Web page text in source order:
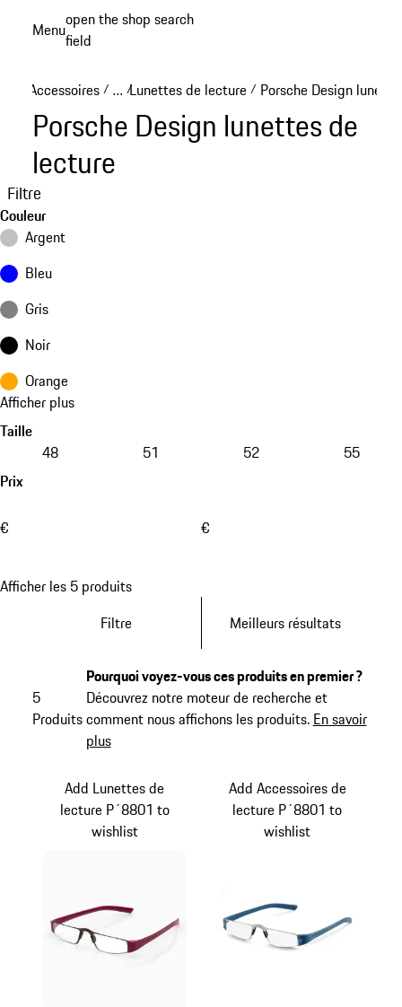
Menuopen the shop search
field
Accessoires / …
Reveal collapsed breadcrumb items
/Lunettes de lecture / Porsche Design
Porsche Design lunettes de
lecture
Filtre
Couleur
Argent
Bleu
Gris
Noir
Orange
Afficher plus
Taille
48
51 52
55
Prix
€ €
Afficher les 5 produits
Filtre
Meilleurs résultats
5
Produits
Pourquoi voyez-vous ces produits en premier ?
Découvrez notre moteur de recherche et
comment nous affichons les produits. En savoir
plus
Add Lunettes de
lecture P´8801 to
wishlist
Add Accessoires de
lecture P´8801 to
wishlist